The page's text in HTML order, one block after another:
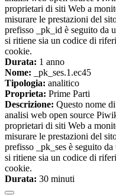
proprietari di siti Web a
misurare le prestazioni del
prefisso _pk_id è seguito da
si ritiene sia un codice di
cookie.
Durata: 1 anno
Nome: _pk_ses.1.ec45
Tipologia: analitico
Proprieta: Prime Parti
Descrizione: Questo nome
analisi web open source
proprietari di siti Web a
misurare le prestazioni del
prefisso _pk_ses è seguito
si ritiene sia un codice di
cookie.
Durata: 30 minuti